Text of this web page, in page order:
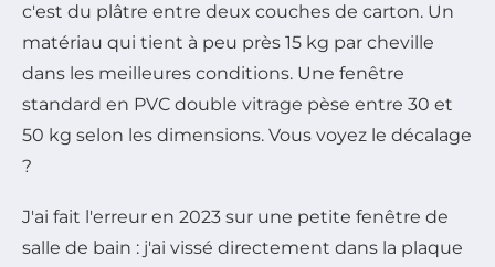
c'est du plâtre entre deux couches de carton. Un
matériau qui tient à peu près 15 kg par cheville
dans les meilleures conditions. Une fenêtre
standard en PVC double vitrage pèse entre 30 et
50 kg selon les dimensions. Vous voyez le décalage
?
J'ai fait l'erreur en 2023 sur une petite fenêtre de
salle de bain : j'ai vissé directement dans la plaque